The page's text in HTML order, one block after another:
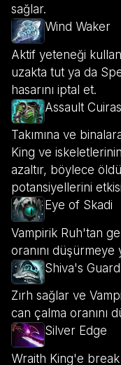
sağlar.
Wind Waker
Aktif yeteneği
uzakta tut ya da
hasarını iptal et.
Assault
Takımına ve
King ve iskeletlerinin
azaltır, böylece
potansiyellerini
Eye of Skadi
Vampirik Ruh'tan
oranını düşürmeye
Shiva's Guard
Zırh sağlar ve
can çalma oranını
Silver Edge
Wraith King'e